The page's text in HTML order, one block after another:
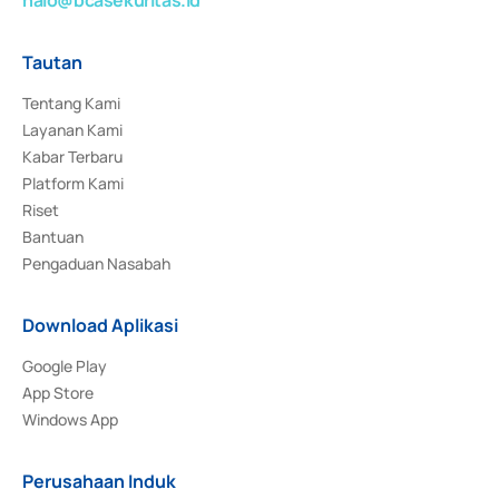
Tautan
Tentang Kami
Layanan Kami
Kabar Terbaru
Platform Kami
Riset
Bantuan
Pengaduan Nasabah
Download Aplikasi
Google Play
App Store
Windows App
Perusahaan Induk